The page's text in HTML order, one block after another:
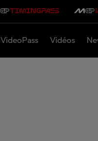
VideoPass Vidéos